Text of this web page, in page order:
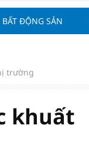
"nhảy vọt"
vốn mới từ nâng
nay ngày 8/8/
đằng sau niềm vui lãi
kỳ tăng trưởng mới
BẤT ĐỘNG SẢN
trường
khuất